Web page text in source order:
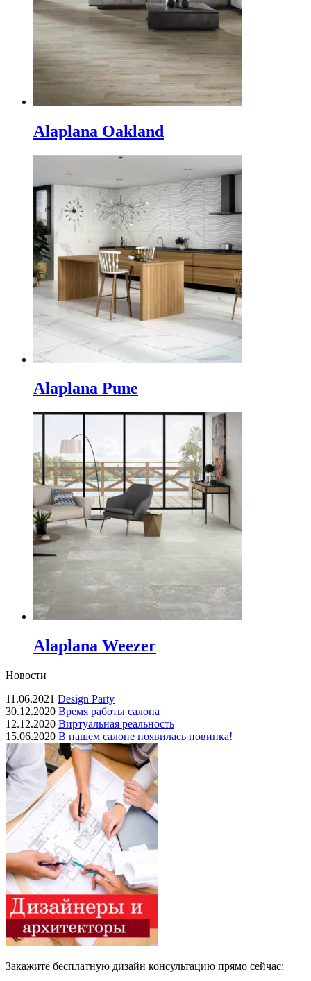
Alaplana Oakland
Alaplana Pune
Alaplana Weezer
Новости
11.06.2021 Design Party
30.12.2020 Время работы салона
12.12.2020 Виртуальная реальность
15.06.2020 В нашем салоне появилась новинка!
Закажите бесплатную дизайн консультацию прямо сейчас: